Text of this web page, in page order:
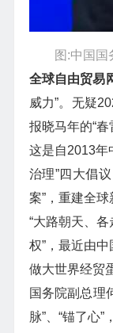
图:中国国
全球自由贸易
威力”。无疑
报晓马年的“
这是自2013年
治理”四大倡
案”，重建全球
“大路朝天、
权”，最近由
做大世界经贸
国务院副总理
脉”、“锚了心”